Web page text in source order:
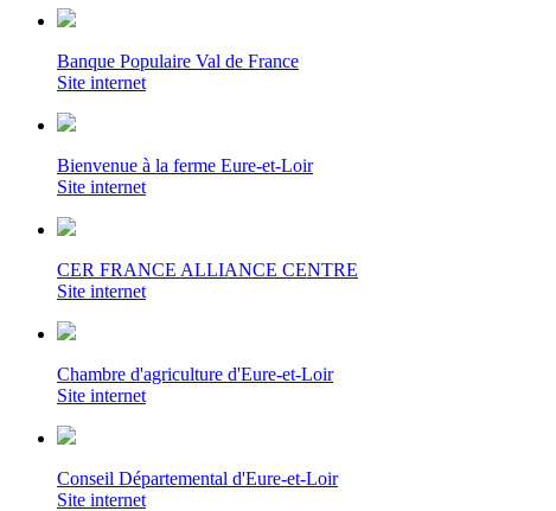
Banque Populaire Val de France
Site internet
Bienvenue à la ferme Eure-et-Loir
Site internet
CER FRANCE ALLIANCE CENTRE
Site internet
Chambre d'agriculture d'Eure-et-Loir
Site internet
Conseil Départemental d'Eure-et-Loir
Site internet